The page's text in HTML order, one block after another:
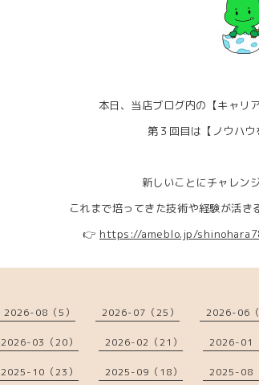
本日、当店ブログ内の【キャリ
第３回目は【ノウハウ
新しいことにチャレン
これまで培ってきた技術や経験が活き
👉 https://ameblo.jp/
2026-08（5） 2026-07（25） 2026-06（
2026-03（20） 2026-02（21） 2026-01
2025-10（23） 2025-09（18） 2025-08